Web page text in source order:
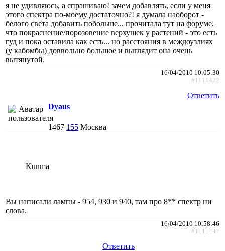
я не удивляюсь, а спрашиваю! зачем добавлять, если у меня
этого спектра по-моему достаточно?! я думала наоборот -
белого света добавить побольше... прочитала тут на форуме,
что покраснение/порозовение верхушек у растений - это есть
гуд и пока оставила как есть... но расстояния в междоузлиях
(у кабомбы) доввольно большое и выглядит она очень
вытянутой.
16/04/2010 10:05:30
#1111422
Ответить
Dyaus
1467 155 Москва
Kunma
Вы написали лампы - 954, 930 и 940, там про 8** спектр ни
слова.
16/04/2010 10:58:46
#1111447
Ответить